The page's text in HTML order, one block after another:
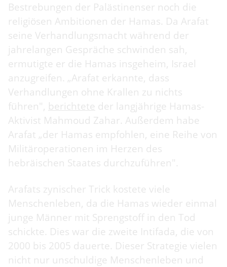
Bestrebungen der Palästinenser noch die
religiösen Ambitionen der Hamas. Da Arafat
seine Verhandlungsmacht während der
jahrelangen Gespräche schwinden sah,
ermutigte er die Hamas insgeheim, Israel
anzugreifen. „Arafat erkannte, dass
Verhandlungen ohne Krallen zu nichts
führen", berichtete der langjährige Hamas-
Aktivist Mahmoud Zahar. Außerdem habe
Arafat „der Hamas empfohlen, eine Reihe von
Militäroperationen im Herzen des
hebräischen Staates durchzuführen".
Arafats zynischer Trick kostete viele
Menschenleben, da die Hamas wieder einmal
junge Männer mit Sprengstoff in den Tod
schickte. Dies war die zweite Intifada, die von
2000 bis 2005 dauerte. Dieser Strategie vielen
nicht nur unschuldige Menschenleben und